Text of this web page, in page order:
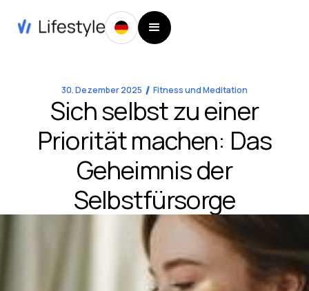
30. Dezember 2025 Fitness und Meditation
Sich selbst zu einer
Priorität machen: Das
Geheimnis der
Selbstfürsorge